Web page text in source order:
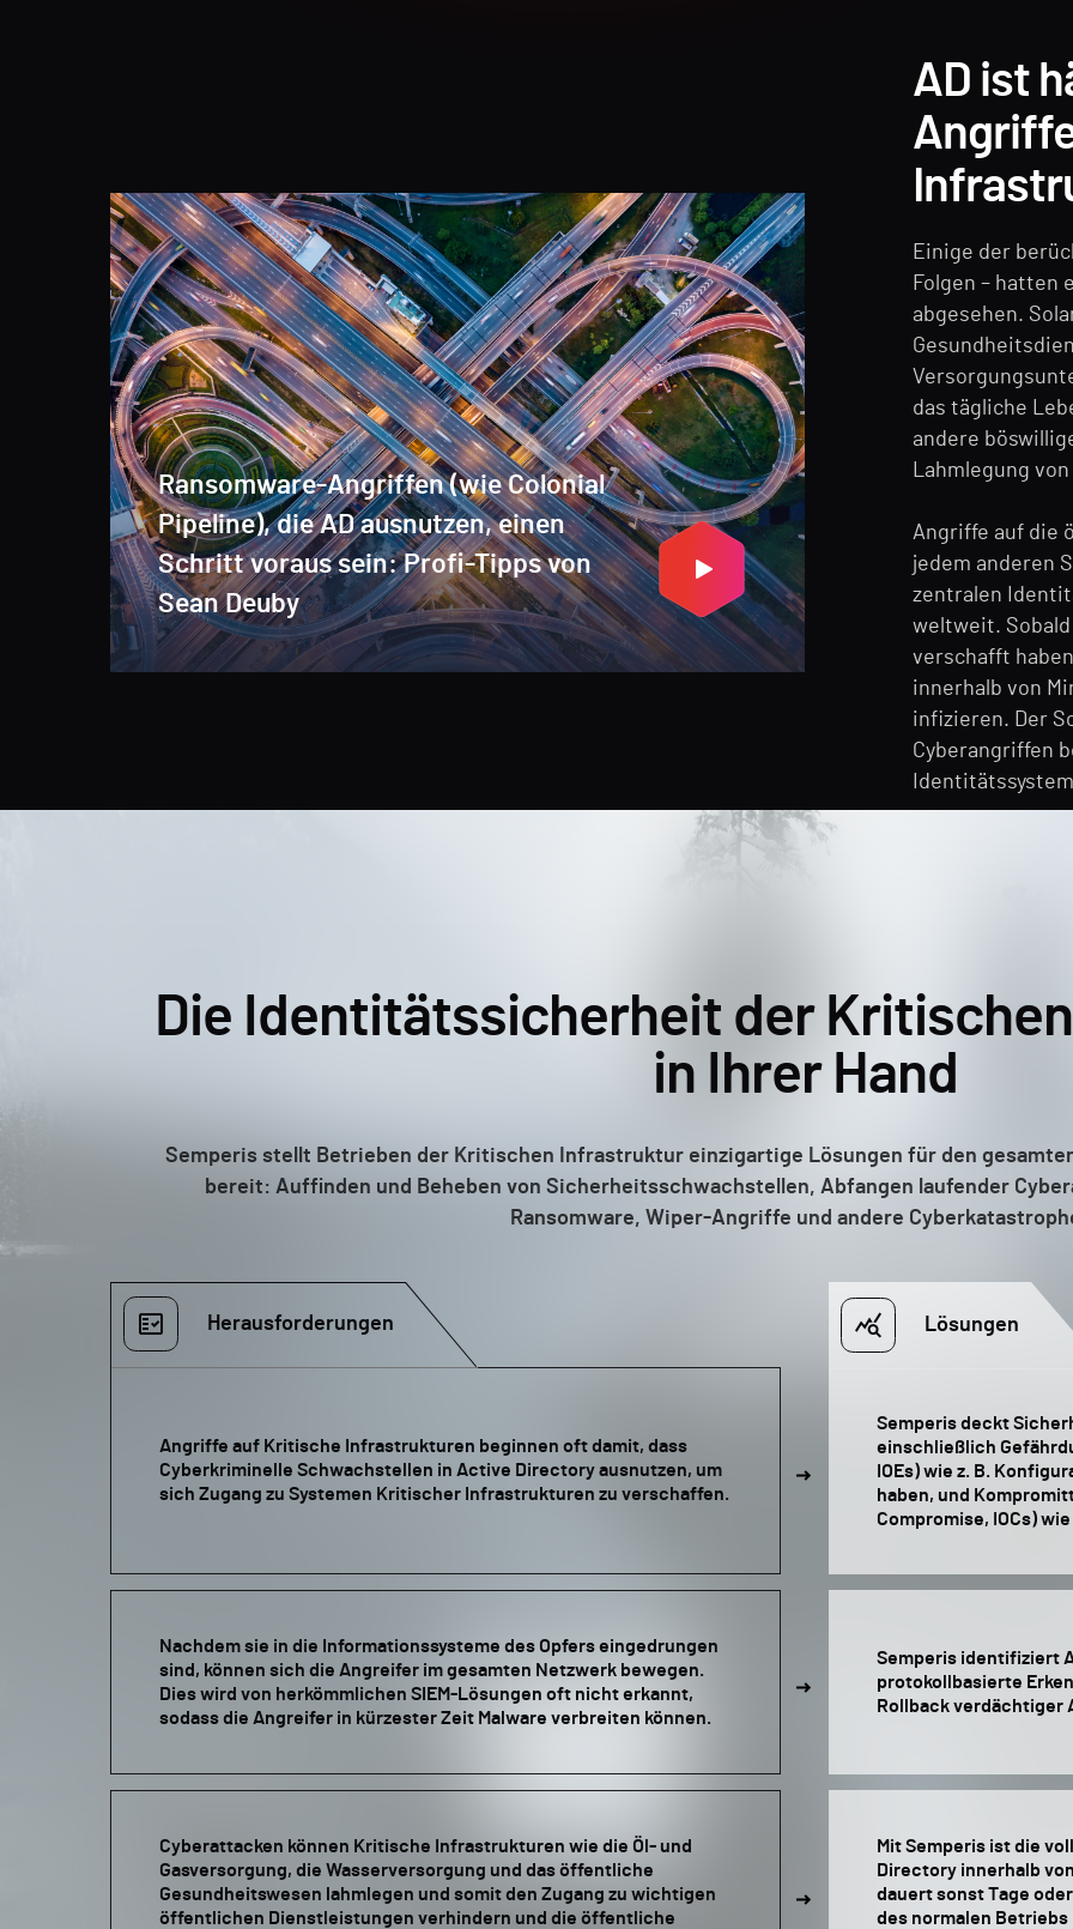
Ransomware-Angriffen (wie Colonial
Pipeline), die AD ausnutzen, einen
Schritt voraus sein: Profi-Tipps von
Sean Deuby
AD ist
Einige der
Folgen – hatten
abgesehen.
das tägliche
andere
Lahmlegung
Angriffe auf die
jedem anderen
zentralen
weltweit. Sobald
verschafft
innerhalb von
infizieren. Der
Cyberangriffen
Die Identitätssicherheit der
in Ihrer Hand
Semperis stellt Betrieben der Kritischen Infrastruktur einzigartige Lösungen für den
bereit: Auffinden und Beheben von Sicherheitsschwachstellen, Abfangen laufender
Ransomware, Wiper-Angriffe und andere
Herausforderungen Lösungen
Angriffe auf Kritische Infrastrukturen beginnen oft damit, dass
Cyberkriminelle Schwachstellen in Active Directory ausnutzen, um
sich Zugang zu Systemen Kritischer Infrastrukturen zu verschaffen.
Semperis deckt
einschließlich
IOEs) wie z. B.
haben, und
Compromise, IOCs)
Nachdem sie in die Informationssysteme des Opfers eingedrungen
sind, können sich die Angreifer im gesamten Netzwerk bewegen.
Dies wird von herkömmlichen SIEM-Lösungen oft nicht erkannt,
sodass die Angreifer in kürzester Zeit Malware verbreiten können.
Semperis identifiziert
protokollbasierte
Rollback verdächtiger
Cyberattacken können Kritische Infrastrukturen wie die Öl- und
Gasversorgung, die Wasserversorgung und das öffentliche
Gesundheitswesen lahmlegen und somit den Zugang zu wichtigen
öffentlichen Dienstleistungen verhindern und die öffentliche
Mit Semperis ist die
Directory innerhalb
dauert sonst Tage
des normalen